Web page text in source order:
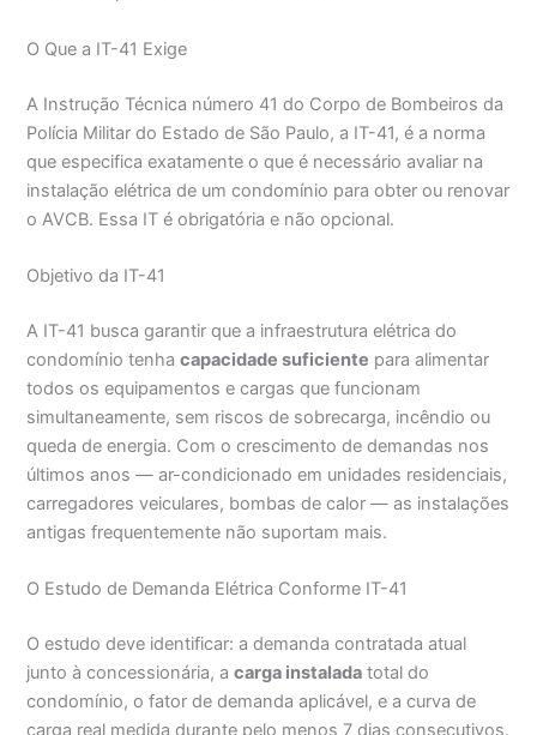
O Que a IT-41 Exige
A Instrução Técnica número 41 do Corpo de Bombeiros da
Polícia Militar do Estado de São Paulo, a IT-41, é a norma
que especifica exatamente o que é necessário avaliar na
instalação elétrica de um condomínio para obter ou renovar
o AVCB. Essa IT é obrigatória e não opcional.
Objetivo da IT-41
A IT-41 busca garantir que a infraestrutura elétrica do
condomínio tenhacapacidade suficiente para alimentar
todos os equipamentos e cargas que funcionam
simultaneamente, sem riscos de sobrecarga, incêndio ou
queda de energia. Com o crescimento de demandas nos
últimos anos — ar-condicionado em unidades residenciais,
carregadores veiculares, bombas de calor — as instalações
antigas frequentemente não suportam mais.
O Estudo de Demanda Elétrica Conforme IT-41
O estudo deve identificar: a demanda contratada atual
junto à concessionária, acarga instalada total do
condomínio, o fator de demanda aplicável, e a curva de
carga real medida durante pelo menos 7 dias consecutivos.